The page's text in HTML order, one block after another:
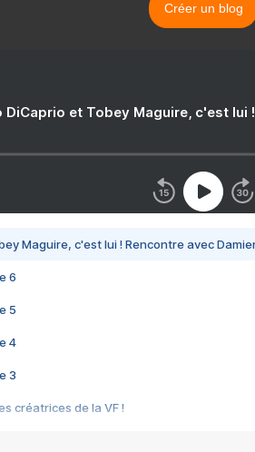
Créer un blog
DiCaprio et Tobey Maguire, c'est lui
Maguire, c'est lui ! Rencontre avec
6
5
4
3
créatrices de la VF !